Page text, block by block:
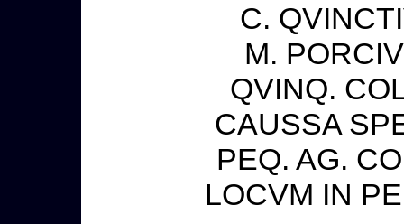
C.
M.
QVINQ.
CAUSSA
PEQ. AG.
LOCVM IN